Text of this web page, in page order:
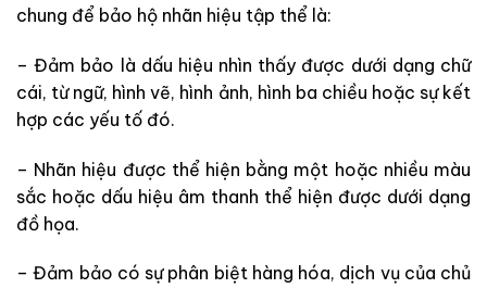
chung để bảo hộ nhãn hiệu tập thể là:
– Đảm bảo là dấu hiệu nhìn thấy được dưới dạng chữ
cái, từ ngữ, hình vẽ, hình ảnh, hình ba chiều hoặc sự kết
hợp các yếu tố đó.
– Nhãn hiệu được thể hiện bằng một hoặc nhiều màu
sắc hoặc dấu hiệu âm thanh thể hiện được dưới dạng
đồ họa.
– Đảm bảo có sự phân biệt hàng hóa, dịch vụ của chủ